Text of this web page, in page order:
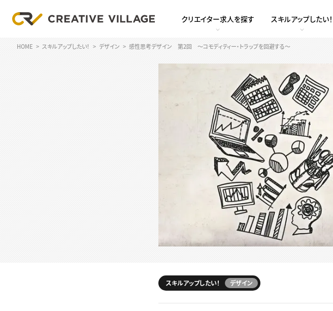
クリエイター求人を探す スキルアップしたい！
HOME スキルアップしたい！ デザイン 感性思考デザイン 第2回 〜コモディティー・トラップを回避する〜
スキルアップしたい！ デザイン